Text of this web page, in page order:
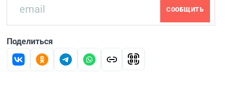
СООБЩИТЬ
Поделиться